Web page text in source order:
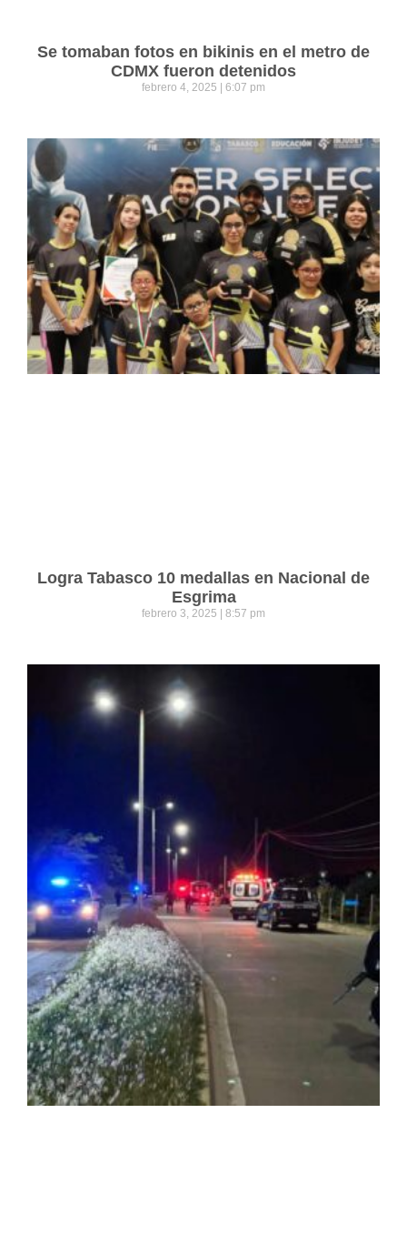
Se tomaban fotos en bikinis en el metro de
CDMX fueron detenidos
febrero 4, 2025 6:07 pm
Logra Tabasco 10 medallas en Nacional de
Esgrima
febrero 3, 2025 8:57 pm